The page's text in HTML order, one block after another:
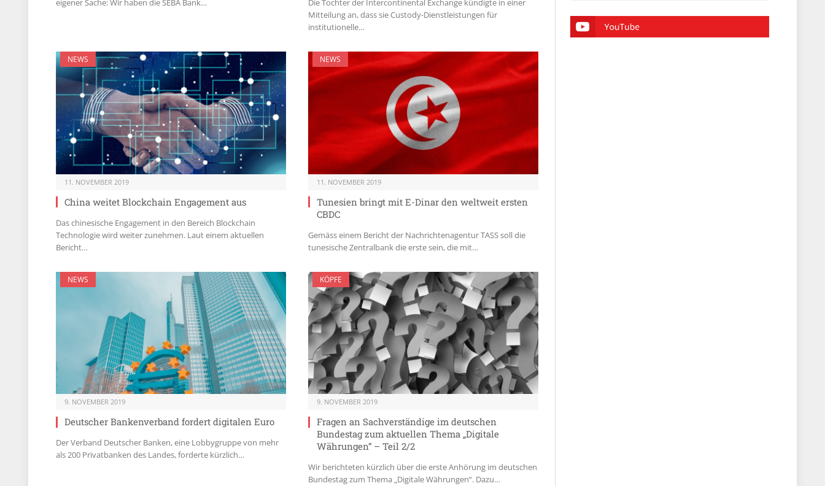
eigener Sache: Wir haben die SEBA Bank…
Die Tochter der Intercontinental Exchange kündigte in einer
Mitteilung an, dass sie Custody-Dienstleistungen für
institutionelle…
NEWS
11. NOVEMBER 2019
China weitet Blockchain Engagement aus
Das chinesische Engagement in den Bereich Blockchain
Technologie wird weiter zunehmen. Laut einem aktuellen
Bericht…
NEWS
11. NOVEMBER 2019
Tunesien bringt mit E-Dinar den weltweit ersten
CBDC
Gemäss einem Bericht der Nachrichtenagentur TASS soll die
tunesische Zentralbank die erste sein, die mit…
NEWS
9. NOVEMBER 2019
Deutscher Bankenverband fordert digitalen Euro
Der Verband Deutscher Banken, eine Lobbygruppe von mehr
als 200 Privatbanken des Landes, forderte kürzlich…
KÖPFE
9. NOVEMBER 2019
Fragen an Sachverständige im deutschen
Bundestag zum aktuellen Thema „Digitale
Währungen“ – Teil 2/2
Wir berichteten kürzlich über die erste Anhörung im deutschen
Bundestag zum Thema „Digitale Währungen“. Dazu…